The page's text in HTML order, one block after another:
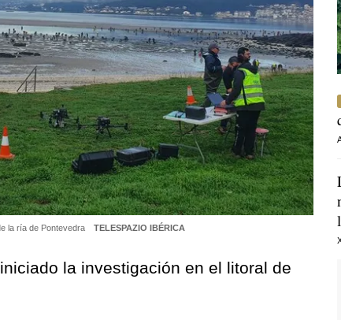
la ría de Pontevedra TELESPAZIO IBÉRICA
la investigación en el litoral de